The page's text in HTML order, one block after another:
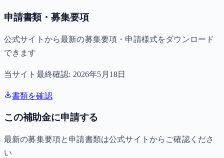
申請書類・募集要項
公式サイトから最新の募集要項・申請様式をダウンロード
できます
当サイト最終確認: 2026年5月18日
書類を確認
この補助金に申請する
最新の募集要項と申請書類は公式サイトからご確認くださ
い